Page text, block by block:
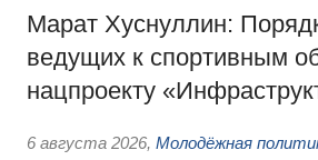
Марат Хуснуллин:
ведущих к спортивным
нацпроекту
6 августа 2026, Молодёжная